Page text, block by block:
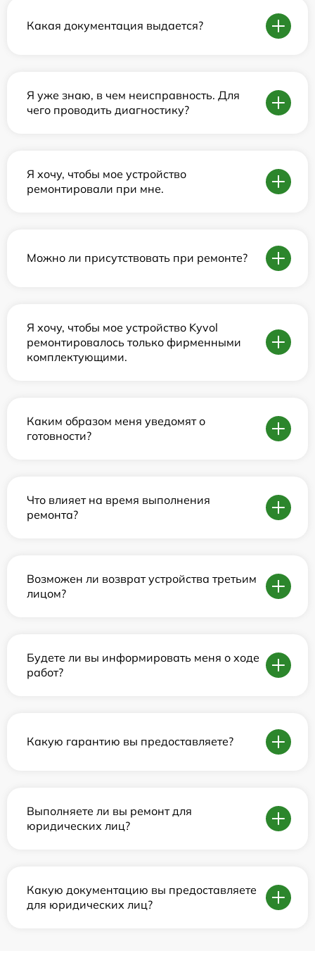
Какая документация выдается?
Я уже знаю, в чем неисправность. Для
чего проводить диагностику?
Я хочу, чтобы мое устройство
ремонтировали при мне.
Можно ли присутствовать при ремонте?
Я хочу, чтобы мое устройство Kyvol
ремонтировалось только фирменными
комплектующими.
Каким образом меня уведомят о
готовности?
Что влияет на время выполнения
ремонта?
Возможен ли возврат устройства третьим
лицом?
Будете ли вы информировать меня о ходе
работ?
Какую гарантию вы предоставляете?
Выполняете ли вы ремонт для
юридических лиц?
Какую документацию вы предоставляете
для юридических лиц?